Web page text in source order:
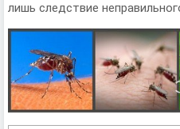
лишь следствие